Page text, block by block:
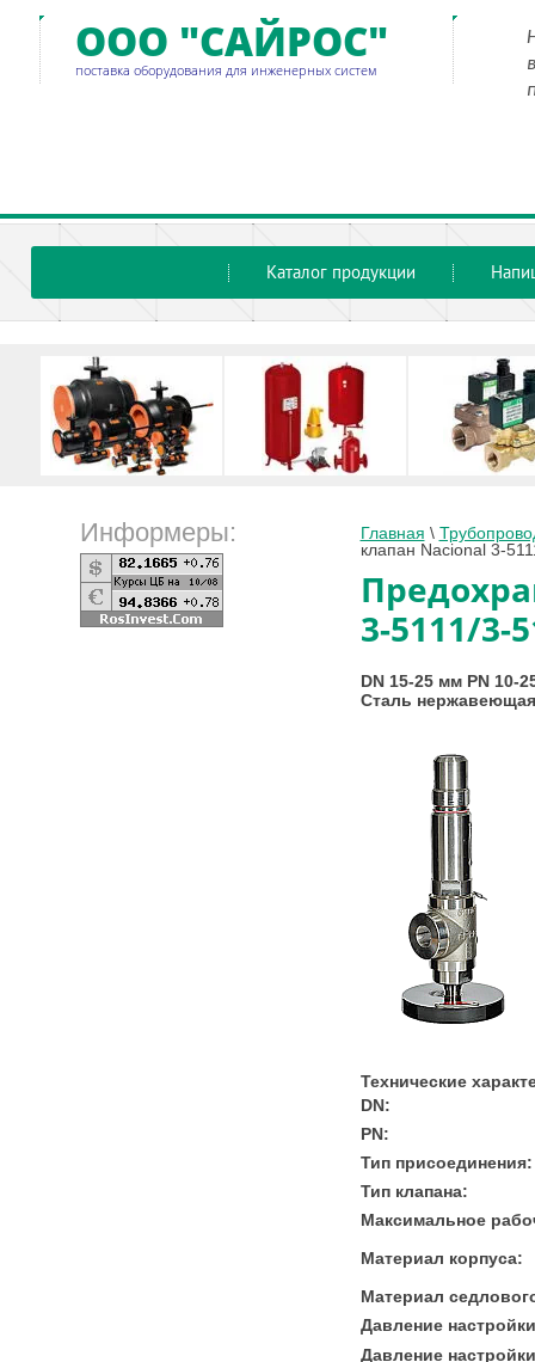
ООО "САЙРОС"
поставка оборудования для инженерных систем
Каталог продукции
Информеры: Главная \
клапан Nacional 3-
3-5111/3-
DN 15-25 мм PN
Сталь
Технические
DN:
PN:
Тип присоединения:
Тип клапана:
Максимальное
Материал корпуса:
Материал
Давление
Давление